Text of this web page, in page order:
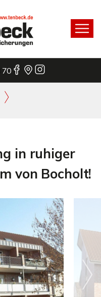
in ruhiger
von Bocholt!